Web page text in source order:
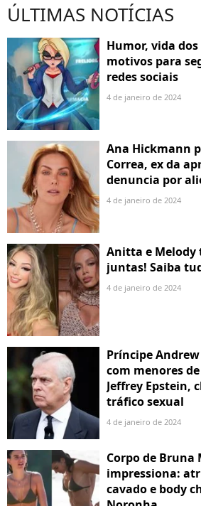
ÚLTIMAS NOTÍCIAS
Humor, vida
motivos para
redes sociais
4 de janeiro de 2024
Ana Hickmann
Correa, ex da
denuncia por
4 de janeiro de 2024
Anitta e Melody
juntas! Saiba
4 de janeiro de 2024
Príncipe
com menores
Jeffrey Epstein,
tráfico sexual
4 de janeiro de 2024
Corpo de Bruna
impressiona:
cavado e body